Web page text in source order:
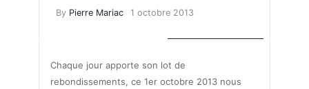
By Pierre Mariac 1 octobre 2013
Chaque jour apporte son lot de
rebondissements, ce 1er octobre 2013 nous